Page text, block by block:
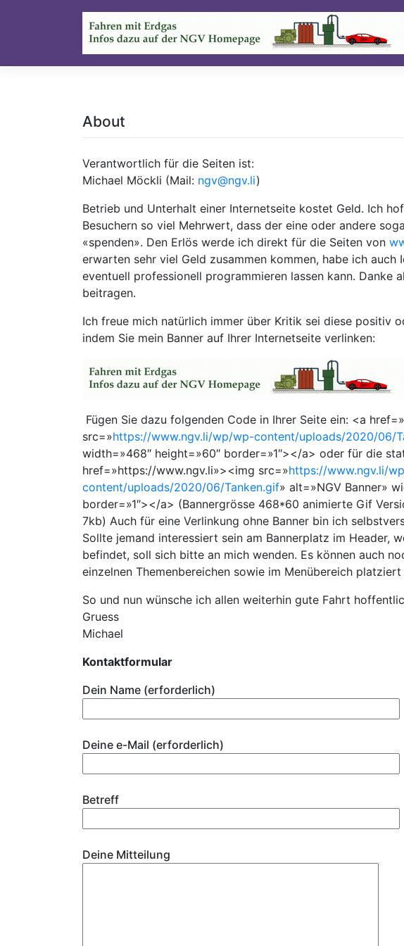
About
Verantwortlich für die Seiten ist:
Michael Möckli (Mail: ngv@ngv.li)
Betrieb und Unterhalt einer Internetseite kostet Geld. Ich
Besuchern so viel Mehrwert, dass der eine oder andere
«spenden». Den Erlös werde ich direkt für die Seiten von
erwarten sehr viel Geld zusammen kommen, habe ich auch
eventuell professionell programmieren lassen kann. Danke
beitragen.
Ich freue mich natürlich immer über Kritik sei diese positiv
indem Sie mein Banner auf Ihrer Internetseite verlinken:
Fügen Sie dazu folgenden Code in Ihrer Seite ein: <a
src=»https://www.ngv.li/wp/wp-content/uploads/2020/06/
width=»468″ height=»60″ border=»1″></a> oder für die
href=»https://www.ngv.li»><img src=»https://www.ngv.li/
content/uploads/2020/06/Tanken.gif» alt=»NGV Banner»
border=»1″></a> (Bannergrösse 468*60 animierte Gif
7kb) Auch für eine Verlinkung ohne Banner bin ich
Sollte jemand interessiert sein am Bannerplatz im Header,
befindet, soll sich bitte an mich wenden. Es können auch
einzelnen Themenbereichen sowie im Menübereich platziert
So und nun wünsche ich allen weiterhin gute Fahrt
Gruess
Michael
Kontaktformular
Dein Name (erforderlich)
Deine e-Mail (erforderlich)
Betreff
Deine Mitteilung